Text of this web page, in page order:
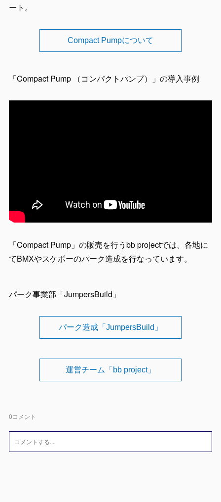
ート。
Compact Pumpについて
「Compact Pump （コンパクトパンプ）」の導入事例
「Compact Pump」の販売を行うbb projectでは、各地に
てBMXやスケボーのパーク造成を行なっています。
パーク事業部「JumpersBuild」
パーク造成「JumpersBuild」
運営チーム「bb project」
0コメント